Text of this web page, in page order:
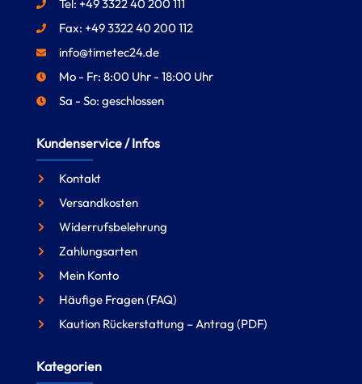
Tel: +49 3322 40 200 111
Fax: +49 3322 40 200 112
info@timetec24.de
Mo - Fr: 8:00 Uhr - 18:00 Uhr
Sa - So: geschlossen
Kundenservice / Infos
Kontakt
Versandkosten
Widerrufsbelehrung
Zahlungsarten
Mein Konto
Häufige Fragen (FAQ)
Kaution Rückerstattung – Antrag (PDF)
Kategorien